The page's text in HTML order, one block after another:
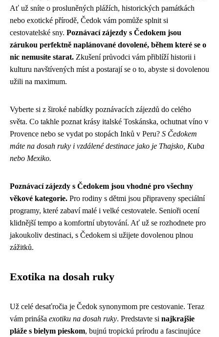
Ať už sníte o prosluněných plážích, historických památkách
nebo exotické přírodě, Čedok vám pomůže splnit si
cestovatelské sny. Poznávací zájezdy s Čedokem jsou
zárukou perfektně naplánované dovolené, během které se o
nic nemusíte starat. Zkušení průvodci vám přiblíží historii i
kulturu navštívených míst a postarají se o to, abyste si dovolenou
užili na maximum.
Vyberte si z široké nabídky poznávacích zájezdů do celého
světa. Co takhle poznat krásy italské Toskánska, ochutnat víno v
Provence nebo se vydat po stopách Inků v Peru? S Čedokem
máte na dosah ruky i vzdálené destinace jako je Thajsko, Kuba
nebo Mexiko.
Poznávací zájezdy s Čedokem jsou vhodné pro všechny
věkové kategorie. Pro rodiny s dětmi jsou připraveny speciální
programy, které zabaví malé i velké cestovatele. Senioři ocení
klidnější tempo a komfortní ubytování. Ať už se rozhodnete pro
jakoukoliv destinaci, s Čedokem si užijete dovolenou plnou
zážitků.
Exotika na dosah ruky
Už celé desaťročia je Čedok synonymom pre cestovanie. Teraz
vám prináša exotiku na dosah ruky. Predstavte si najkrajšie
pláže s bielym pieskom, bujnú tropickú prírodu a fascinujúce